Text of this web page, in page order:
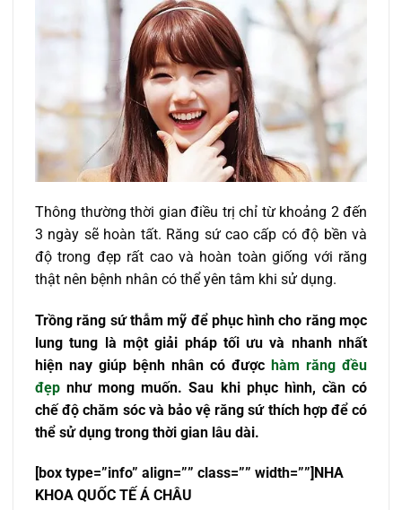
Thông thường thời gian điều trị chỉ từ khoảng 2 đến
3 ngày sẽ hoàn tất. Răng sứ cao cấp có độ bền và
độ trong đẹp rất cao và hoàn toàn giống với răng
thật nên bệnh nhân có thể yên tâm khi sử dụng.
Trồng răng sứ thẫm mỹ để phục hình cho răng mọc
lung tung là một giải pháp tối ưu và nhanh nhất
hiện nay giúp bệnh nhân có được hàm răng đều
đẹp như mong muốn. Sau khi phục hình, cần có
chế độ chăm sóc và bảo vệ răng sứ thích hợp để có
thể sử dụng trong thời gian lâu dài.
[box type=”info” align=”” class=”” width=””]NHA
KHOA QUỐC TẾ Á CHÂU